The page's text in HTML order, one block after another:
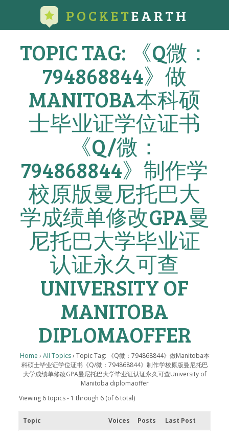
POCKETEARTH
TOPIC TAG: 《Q微：
794868844》做
MANITOBA本科硕
士毕业证学位证书
《Q/微：
794868844》制作学
校原版曼尼托巴大
学成绩单修改GPA曼
尼托巴大学毕业证
认证永久可查
UNIVERSITY OF
MANITOBA
DIPLOMAOFFER
Home › All Topics › Topic Tag: 《Q微：794868844》做Manitoba本
科硕士毕业证学位证书《Q/微：794868844》制作学校原版曼尼托巴
大学成绩单修改GPA曼尼托巴大学毕业证认证永久可查University of
Manitoba diplomaoffer
Viewing 6 topics - 1 through 6 (of 6 total)
Topic Voices Posts Last Post